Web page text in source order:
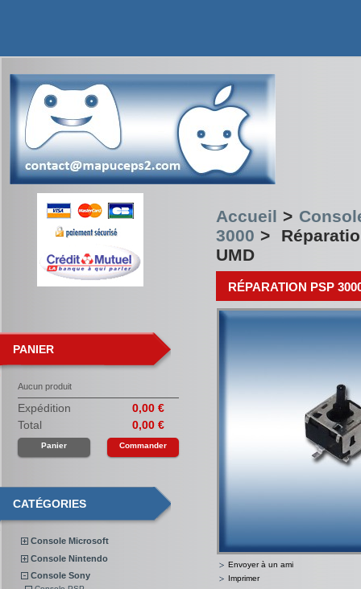
PANIER
Aucun produit
Expédition
0,00 €
Total
0,00 €
Panier Commander
CATÉGORIES
Console Microsoft
Console Nintendo
Console Sony
Accueil >
3000 >
UMD
RÉPARATION PSP
Envoyer à un ami
Imprimer